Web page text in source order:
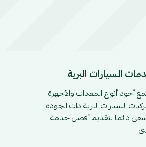
أنواع المعدات والأجهزة
السيارات البرية ذات الجودة
نسعى دائما لتقديم أفضل خدمة